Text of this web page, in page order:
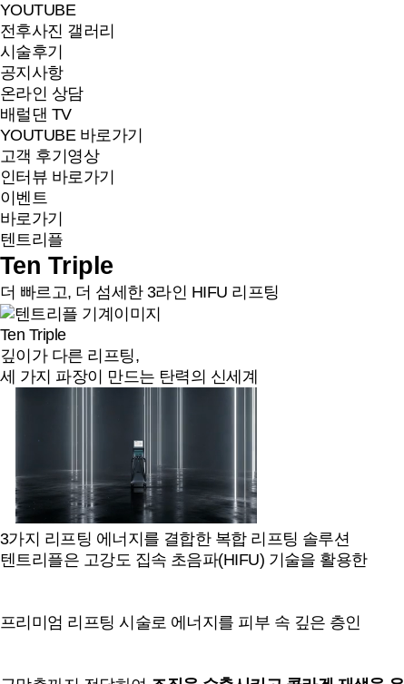
YOUTUBE
전후사진 갤러리
시술후기
공지사항
온라인 상담
배럴댄 TV
YOUTUBE 바로가기
고객 후기영상
인터뷰 바로가기
이벤트
바로가기
텐트리플
Ten Triple
더 빠르고, 더 섬세한 3라인 HIFU 리프팅
Ten Triple
깊이가 다른 리프팅,
세 가지 파장이 만드는 탄력의 신세계
3가지 리프팅 에너지를 결합한 복합 리프팅 솔루션
텐트리플은 고강도 집속 초음파(HIFU) 기술을 활용한
프리미엄 리프팅 시술로 에너지를 피부 속 깊은 층인